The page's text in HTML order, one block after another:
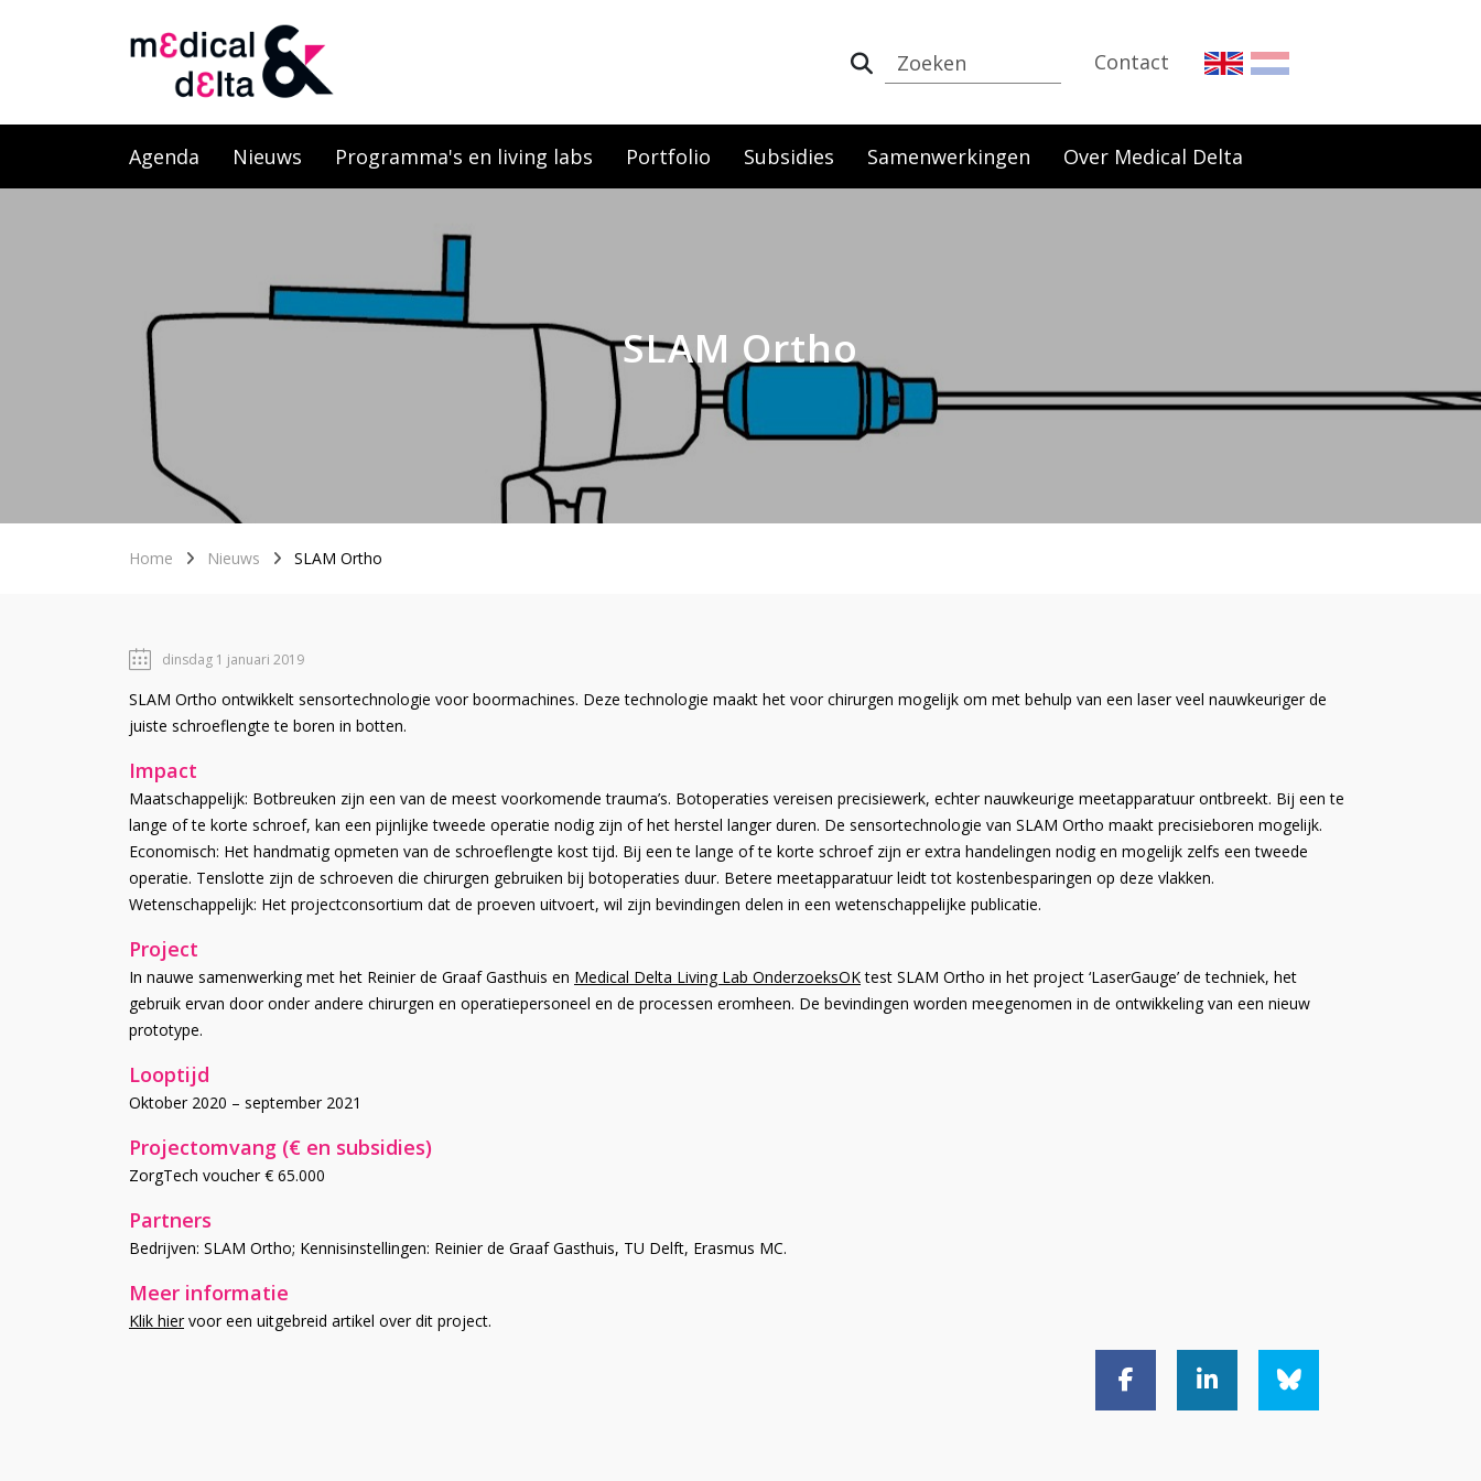
Contact
Agenda Nieuws Programma's en living labs Portfolio Subsidies Samenwerkingen Over Medical Delta
SLAM Ortho
Home Nieuws SLAM Ortho
dinsdag 1 januari 2019
SLAM Ortho ontwikkelt sensortechnologie voor boormachines. Deze technologie maakt het voor chirurgen mogelijk om met behulp van een laser veel nauwkeuriger de
juiste schroeflengte te boren in botten.
Impact
Maatschappelijk: Botbreuken zijn een van de meest voorkomende trauma’s. Botoperaties vereisen precisiewerk, echter nauwkeurige meetapparatuur ontbreekt. Bij een te
lange of te korte schroef, kan een pijnlijke tweede operatie nodig zijn of het herstel langer duren. De sensortechnologie van SLAM Ortho maakt precisieboren mogelijk.
Economisch: Het handmatig opmeten van de schroeflengte kost tijd. Bij een te lange of te korte schroef zijn er extra handelingen nodig en mogelijk zelfs een tweede
operatie. Tenslotte zijn de schroeven die chirurgen gebruiken bij botoperaties duur. Betere meetapparatuur leidt tot kostenbesparingen op deze vlakken.
Wetenschappelijk: Het projectconsortium dat de proeven uitvoert, wil zijn bevindingen delen in een wetenschappelijke publicatie.
Project
In nauwe samenwerking met het Reinier de Graaf Gasthuis en Medical Delta Living Lab OnderzoeksOKtest SLAM Ortho in het project ‘LaserGauge’ de techniek, het
gebruik ervan door onder andere chirurgen en operatiepersoneel en de processen eromheen. De bevindingen worden meegenomen in de ontwikkeling van een nieuw
prototype.
Looptijd
Oktober 2020 – september 2021
Projectomvang (€ en subsidies)
ZorgTech voucher € 65.000
Partners
Bedrijven: SLAM Ortho; Kennisinstellingen: Reinier de Graaf Gasthuis, TU Delft, Erasmus MC.
Meer informatie
Klik hiervoor een uitgebreid artikel over dit project.